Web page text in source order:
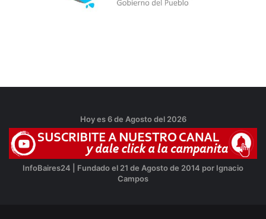
Hoy es 6 de Agosto del 2026
InfoBaires24 | Fundado el 21 de Agosto de 2014 por Ignacio
Campos